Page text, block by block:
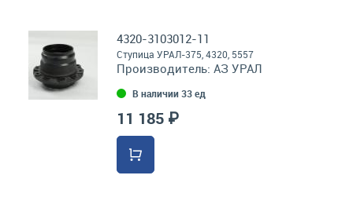
4320-3103012-11
Ступица УРАЛ-375, 4320, 5557
Производитель: АЗ УРАЛ
В наличии 33 ед
11 185 ₽